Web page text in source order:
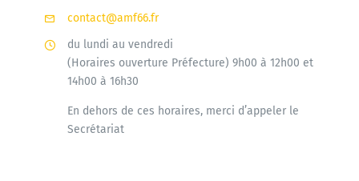
contact@amf66.fr
du lundi au vendredi
(Horaires ouverture Préfecture) 9h00 à 12h00 et
14h00 à 16h30
En dehors de ces horaires, merci d’appeler le
Secrétariat